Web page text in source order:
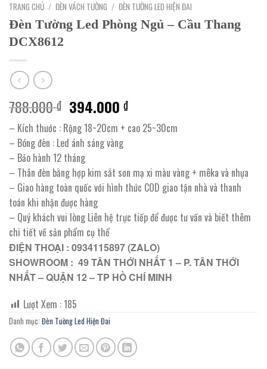
TRANG CHỦ / ĐÈN VÁCH TƯỜNG / ĐÈN TƯỜNG LED HIỆN ĐAI
Đèn Tường Led Phòng Ngủ – Cầu Thang
DCX8612
788.000₫ Giá
gốc
là:
788.000 ₫.
394.000₫Giá
hiện
tại
394.000 ₫.
– Kích thước : Rộng 18~20cm + cao 25~30cm
– Bóng đèn : Led ánh sáng vàng
– Bảo hành 12 tháng
– Thân đèn bằng hợp kim sắt sơn mạ xi màu vàng + mêka và nhựa
– Giao hàng toàn quốc với hình thức COD giao tận nhà và thanh
toán khi nhận được hàng
– Quý khách vui lòng Liên hệ trực tiếp để được tư vấn và biết thêm
chi tiết về sản phẩm cụ thể
ĐIỆN THOẠI : 0934115897 (ZALO)
SHOWROOM : 49 TÂN THỚI NHẤT 1 – P. TÂN THỚI
NHẤT – QUẬN 12 – TP HỒ CHÍ MINH
Lượt Xem :185
Danh mục: Đèn Tường Led Hiện Đai